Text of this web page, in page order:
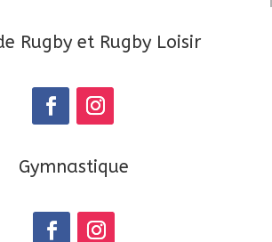
Rugby et Rugby Loisir
Gymnastique